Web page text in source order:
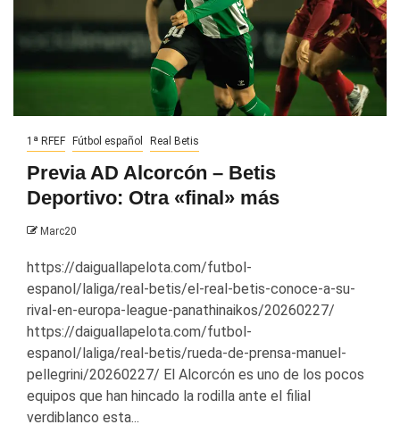
1ª RFEF Fútbol español Real Betis
Previa AD Alcorcón – Betis
Deportivo: Otra «final» más
Marc20
https://daiguallapelota.com/futbol-
espanol/laliga/real-betis/el-real-betis-conoce-a-su-
rival-en-europa-league-panathinaikos/20260227/
https://daiguallapelota.com/futbol-
espanol/laliga/real-betis/rueda-de-prensa-manuel-
pellegrini/20260227/ El Alcorcón es uno de los pocos
equipos que han hincado la rodilla ante el filial
verdiblanco esta...